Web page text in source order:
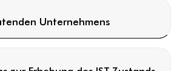
Unternehmens